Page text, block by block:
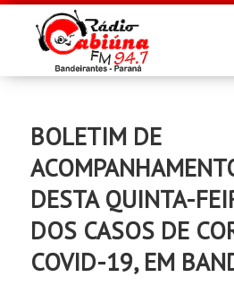
BOLETIM DE
DESTA QUINTA-
DOS CASOS DE
COVID-19, EM